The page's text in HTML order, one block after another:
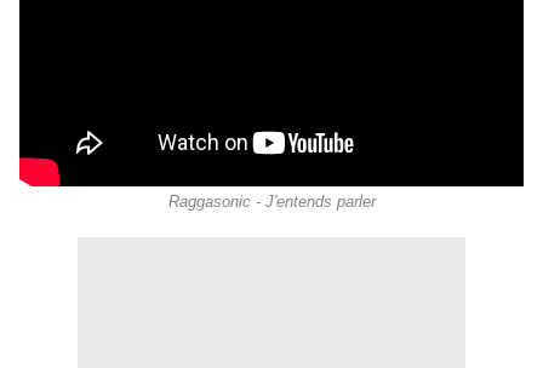
Raggasonic - J'entends parler